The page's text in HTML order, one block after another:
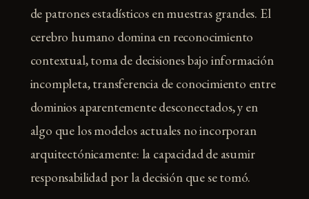
de patrones estadísticos en muestras grandes. El
cerebro humano domina en reconocimiento
contextual, toma de decisiones bajo información
incompleta, transferencia de conocimiento entre
dominios aparentemente desconectados, y en
algo que los modelos actuales no incorporan
arquitectónicamente: la capacidad de asumir
responsabilidad por la decisión que se tomó.